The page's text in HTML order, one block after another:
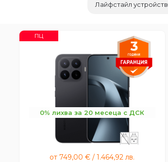
Лайфстайл
ПЦ
0% лихва за 20 месеца с ДСК
Xiaomi 17T
от749,00€ /1.464,92лв.